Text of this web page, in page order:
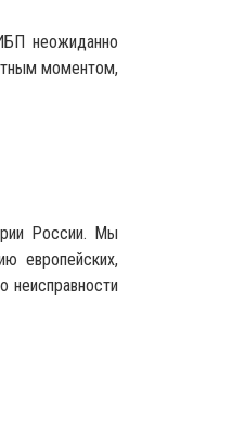
неожиданно
моментом,
России. Мы
европейских,
неисправности